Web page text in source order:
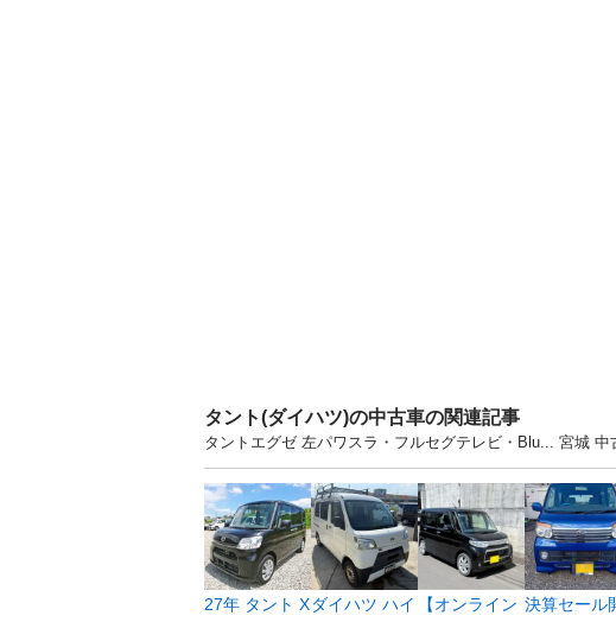
タント(ダイハツ)の中古車の関連記事
タントエグゼ 左パワスラ・フルセグテレビ・Blu... 宮城 中
27年 タント Xダイハツ ハイ
【オンライン 決算セール